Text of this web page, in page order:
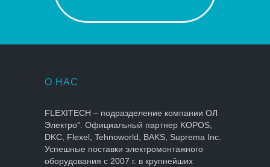
О НАС
FLEXITECH – подразделение компании ОЛ
Электро”. Официальный партнер KOPOS,
DKC, Flexel, Tehnoworld, BAKS, Suprema Inc.
Успешные поставки электромонтажного
оборудования с 2007 г. в крупнейших